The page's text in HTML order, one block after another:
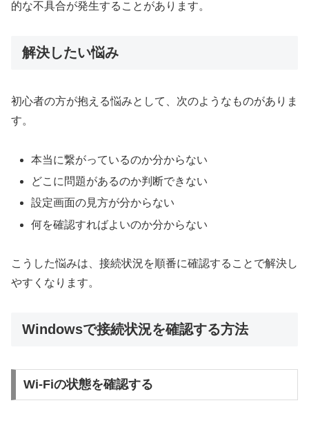
的な不具合が発生することがあります。
解決したい悩み
初心者の方が抱える悩みとして、次のようなものがありま
す。
本当に繋がっているのか分からない
どこに問題があるのか判断できない
設定画面の見方が分からない
何を確認すればよいのか分からない
こうした悩みは、接続状況を順番に確認することで解決し
やすくなります。
Windowsで接続状況を確認する方法
Wi-Fiの状態を確認する